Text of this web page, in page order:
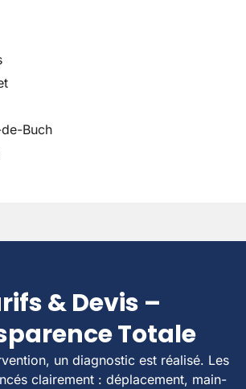
Buch
& Devis –
Totale
un diagnostic est réalisé. Les
clairement : déplacement, main-